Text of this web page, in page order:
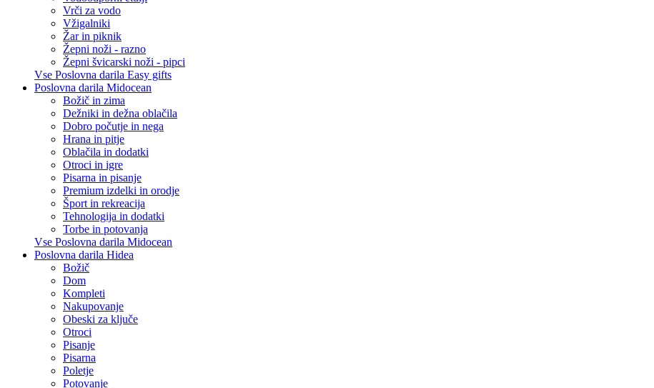
Vrči za vodo
Vžigalniki
Žar in piknik
Žepni noži - razno
Žepni švicarski noži - pipci
Vse Poslovna darila Easy gifts
Poslovna darila Midocean
Božič in zima
Dežniki in dežna oblačila
Dobro počutje in nega
Hrana in pitje
Oblačila in dodatki
Otroci in igre
Pisarna in pisanje
Premium izdelki in orodje
Šport in rekreacija
Tehnologija in dodatki
Torbe in potovanja
Vse Poslovna darila Midocean
Poslovna darila Hidea
Božič
Dom
Kompleti
Nakupovanje
Obeski za ključe
Otroci
Pisanje
Pisarna
Poletje
Potovanje